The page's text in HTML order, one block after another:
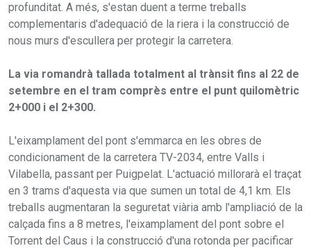
profunditat. A més, s'estan duent a terme treballs
complementaris d'adequació de la riera i la construcció de
nous murs d'escullera per protegir la carretera.
La via romandrà tallada totalment al trànsit fins al 22 de
setembre en el tram comprès entre el punt quilomètric
2+000 i el 2+300.
L'eixamplament del pont s'emmarca en les obres de
condicionament de la carretera TV-2034, entre Valls i
Vilabella, passant per Puigpelat. L'actuació millorarà el traçat
en 3 trams d'aquesta via que sumen un total de 4,1 km. Els
treballs augmentaran la seguretat viària amb l'ampliació de la
calçada fins a 8 metres, l'eixamplament del pont sobre el
Torrent del Caus i la construcció d'una rotonda per pacificar